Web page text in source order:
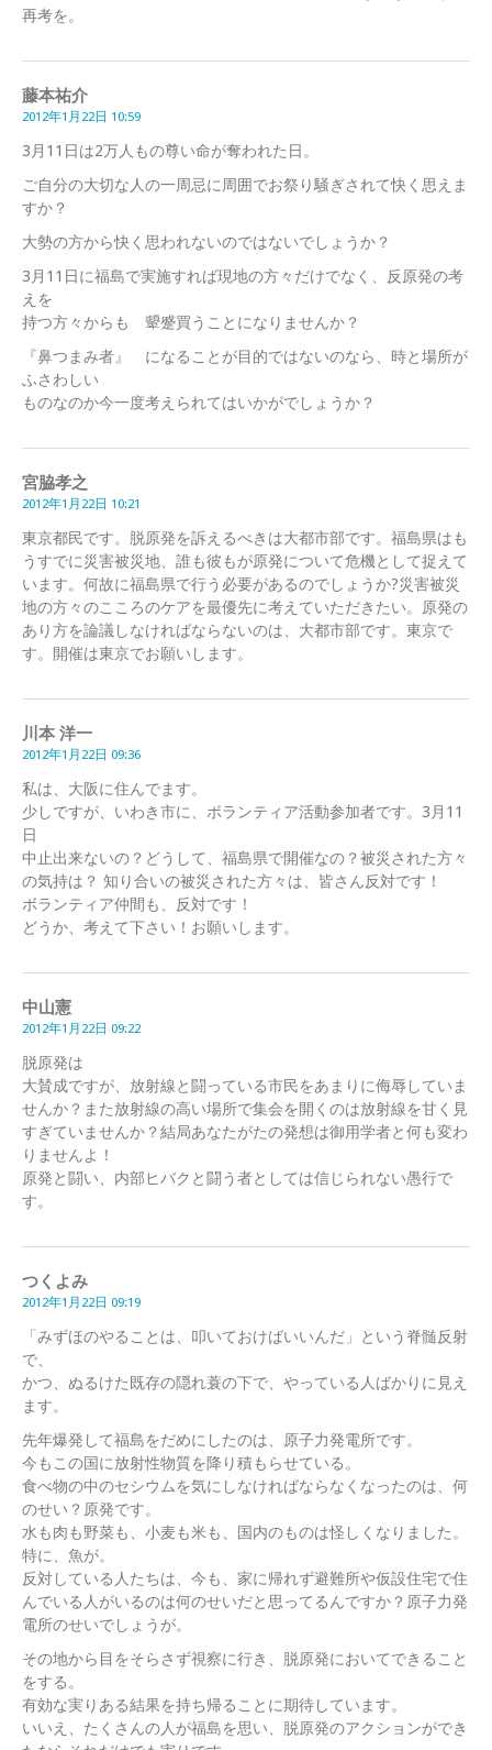
再考を。
藤本祐介
2012年1月22日 10:59
3月11日は2万人もの尊い命が奪われた日。
ご自分の大切な人の一周忌に周囲でお祭り騒ぎされて快く思えま
すか？
大勢の方から快く思われないのではないでしょうか？
3月11日に福島で実施すれば現地の方々だけでなく、反原発の考
えを
持つ方々からも 顰蹙買うことになりませんか？
『鼻つまみ者』 になることが目的ではないのなら、時と場所が
ふさわしい
ものなのか今一度考えられてはいかがでしょうか？
宮脇孝之
2012年1月22日 10:21
東京都民です。脱原発を訴えるべきは大都市部です。福島県はも
うすでに災害被災地、誰も彼もが原発について危機として捉えて
います。何故に福島県で行う必要があるのでしょうか?災害被災
地の方々のこころのケアを最優先に考えていただきたい。原発の
あり方を論議しなければならないのは、大都市部です。東京で
す。開催は東京でお願いします。
川本 洋一
2012年1月22日 09:36
私は、大阪に住んでます。
少しですが、いわき市に、ボランティア活動参加者です。3月11
日
中止出来ないの？どうして、福島県で開催なの？被災された方々
の気持は？ 知り合いの被災された方々は、皆さん反対です！
ボランティア仲間も、反対です！
どうか、考えて下さい！お願いします。
中山憲
2012年1月22日 09:22
脱原発は
大賛成ですが、放射線と闘っている市民をあまりに侮辱していま
せんか？また放射線の高い場所で集会を開くのは放射線を甘く見
すぎていませんか？結局あなたがたの発想は御用学者と何も変わ
りませんよ！
原発と闘い、内部ヒバクと闘う者としては信じられない愚行で
す。
つくよみ
2012年1月22日 09:19
「みずほのやることは、叩いておけばいいんだ」という脊髄反射
で、
かつ、ぬるけた既存の隠れ蓑の下で、やっている人ばかりに見え
ます。
先年爆発して福島をだめにしたのは、原子力発電所です。
今もこの国に放射性物質を降り積もらせている。
食べ物の中のセシウムを気にしなければならなくなったのは、何
のせい？原発です。
水も肉も野菜も、小麦も米も、国内のものは怪しくなりました。
特に、魚が。
反対している人たちは、今も、家に帰れず避難所や仮設住宅で住
んでいる人がいるのは何のせいだと思ってるんですか？原子力発
電所のせいでしょうが。
その地から目をそらさず視察に行き、脱原発においてできること
をする。
有効な実りある結果を持ち帰ることに期待しています。
いいえ、たくさんの人が福島を思い、脱原発のアクションができ